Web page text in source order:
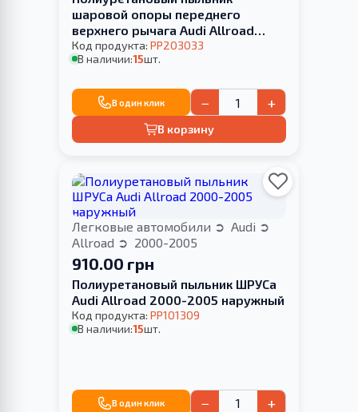
шаровой опоры переднего
верхнего рычага Audi Allroad
2000-2005
Код продукта: PP203033
В наличии:15шт.
В один клик − +
В корзину
Легковые автомобили
Audi
Allroad
2000-2005
910.00 грн
Полиуретановый пыльник ШРУСа
Audi Allroad 2000-2005 наружный
Код продукта: PP101309
В наличии:15шт.
В один клик − +